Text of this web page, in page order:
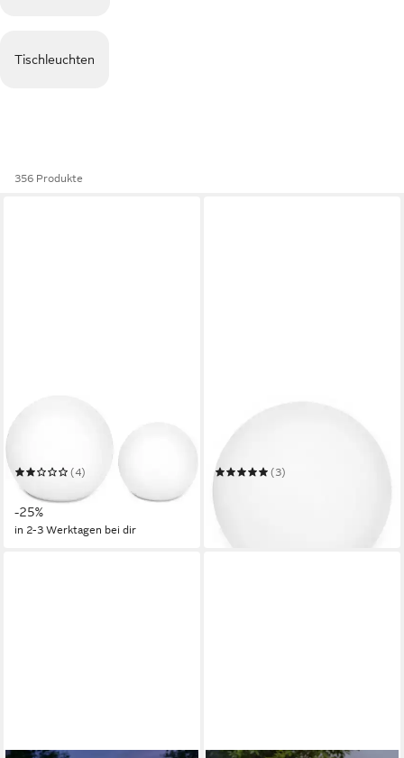
Tischleuchten
356 Produkte
OTTO HOME
+ Ø 40 cm(4)
108,99 €
-25%
in 2-3 Werktagen bei dir
(3)
-29%